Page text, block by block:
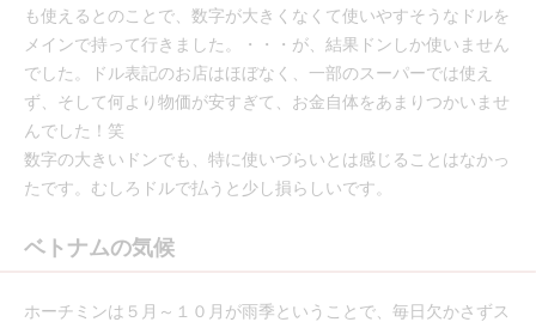
も使えるとのことで、数字が大きくなくて使いやすそうなドルを
メインで持って行きました。・・・が、結果ドンしか使いません
でした。ドル表記のお店はほぼなく、一部のスーパーでは使え
ず、そして何より物価が安すぎて、お金自体をあまりつかいませ
んでした！笑
数字の大きいドンでも、特に使いづらいとは感じることはなかっ
たです。むしろドルで払うと少し損らしいです。
ベトナムの気候
ホーチミンは５月～１０月が雨季ということで、毎日欠かさずス